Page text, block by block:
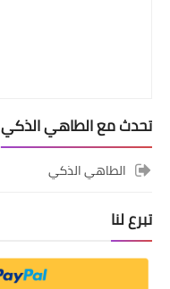
تحدث مع الطاهي الذكي
الطاهي الذكي
تبرع لنا